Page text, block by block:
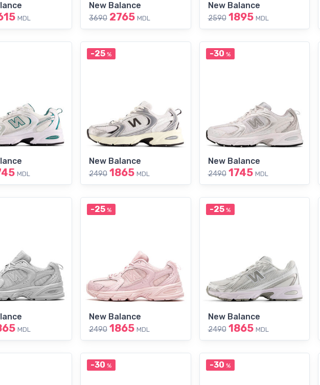
MDL
New Balance
3690 2765 MDL
New Balance
2590 1895 MDL
MDL
-25 %
New Balance
2490 1865 MDL
-30 %
New Balance
2490 1745 MDL
MDL
-25 %
New Balance
2490 1865 MDL
-25 %
New Balance
2490 1865 MDL
-30 % -30 %